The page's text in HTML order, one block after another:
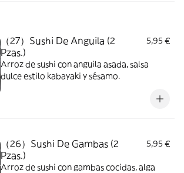
（27）Sushi De Anguila (2
Pzas.)
5,95 €
Arroz de sushi con anguila asada, salsa
dulce estilo kabayaki y sésamo.
（26）Sushi De Gambas (2
Pzas.)
5,95 €
Arroz de sushi con gambas cocidas, alga